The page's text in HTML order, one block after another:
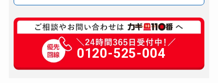
玄関カギ修理 8,800円～(税込)
玄関カギ交換 16,500円～(税込)
車カギ開け 13,200円～(税込)
0120-525-004